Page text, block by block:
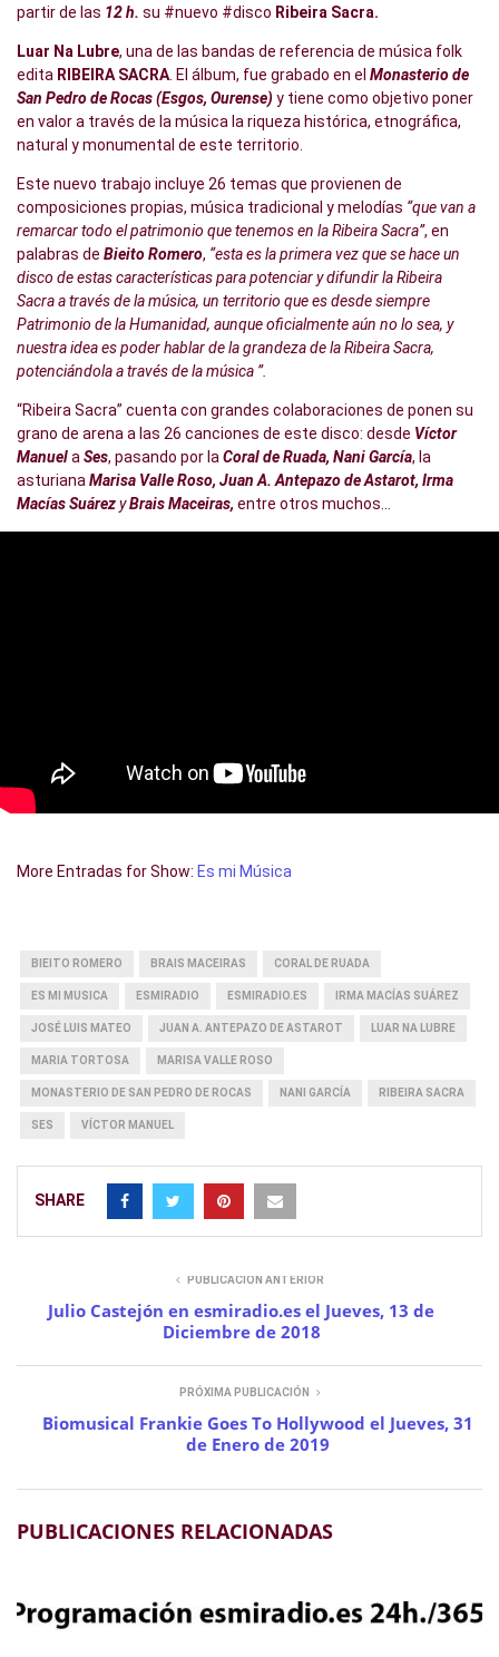
partir de las 12 h. su #nuevo #disco Ribeira Sacra.
Luar Na Lubre, una de las bandas de referencia de música folk
edita RIBEIRA SACRA . El álbum, fue grabado en el Monasterio de
San Pedro de Rocas (Esgos, Ourense) y tiene como objetivo poner
en valor a través de la música la riqueza histórica, etnográfica,
natural y monumental de este territorio.
Este nuevo trabajo incluye 26 temas que provienen de
composiciones propias, música tradicional y melodías “que van a
remarcar todo el patrimonio que tenemos en la Ribeira Sacra”, en
palabras de Bieito Romero, “esta es la primera vez que se hace un
disco de estas características para potenciar y difundir la Ribeira
Sacra a través de la música, un territorio que es desde siempre
Patrimonio de la Humanidad, aunque oficialmente aún no lo sea, y
nuestra idea es poder hablar de la grandeza de la Ribeira Sacra,
potenciándola a través de la música ”.
“Ribeira Sacra” cuenta con grandes colaboraciones de ponen su
grano de arena a las 26 canciones de este disco: desde Víctor
Manuela Ses, pasando por la Coral de Ruada, Nani García, la
asturiana Marisa Valle Roso, Juan A. Antepazo de Astarot, Irma
Macías SuárezyBrais Maceiras, entre otros muchos…
More Entradas for Show: Es mi Música
BIEITO ROMERO BRAIS MACEIRAS CORAL DE RUADA
ES MI MUSICA ESMIRADIO ESMIRADIO.ES IRMA MACÍAS SUÁREZ
JOSÉ LUIS MATEO JUAN A. ANTEPAZO DE ASTAROT LUAR NA LUBRE
MARIA TORTOSA MARISA VALLE ROSO
MONASTERIO DE SAN PEDRO DE ROCAS NANI GARCÍA RIBEIRA SACRA
SES VÍCTOR MANUEL
SHARE
PUBLICACIÓN ANTERIOR
Julio Castejón en esmiradio.es el Jueves, 13 de
Diciembre de 2018
PRÓXIMA PUBLICACIÓN
Biomusical Frankie Goes To Hollywood el Jueves, 31
de Enero de 2019
PUBLICACIONES RELACIONADAS